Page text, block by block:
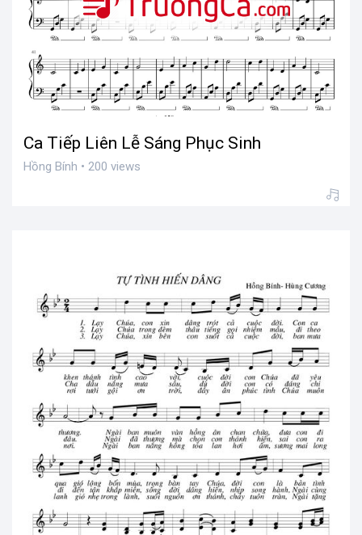
Ca Tiếp Liên Lễ Sáng Phục Sinh
Hồng Bính • 200 views